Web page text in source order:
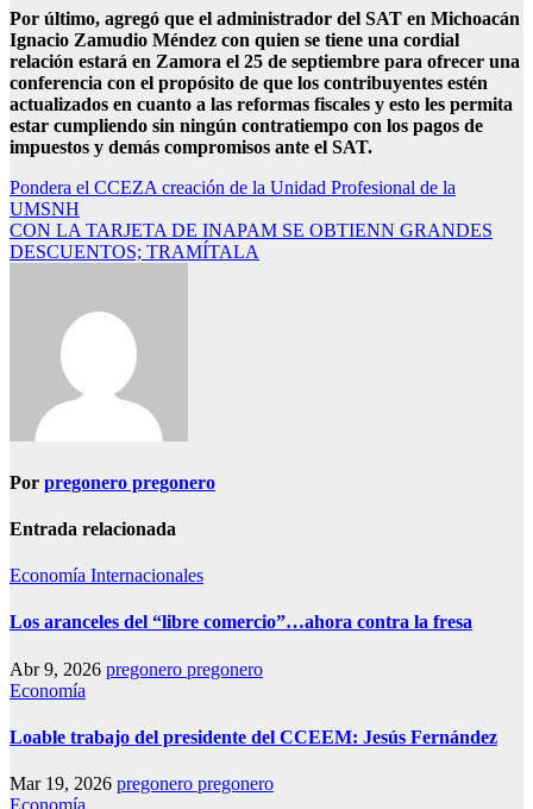
Por último, agregó que el administrador del SAT en Michoacán
Ignacio Zamudio Méndez con quien se tiene una cordial
relación estará en Zamora el 25 de septiembre para ofrecer una
conferencia con el propósito de que los contribuyentes estén
actualizados en cuanto a las reformas fiscales y esto les permita
estar cumpliendo sin ningún contratiempo con los pagos de
impuestos y demás compromisos ante el SAT.
Navegación
de
entradas
Pondera el CCEZA creación de la Unidad Profesional de la
UMSNH
CON LA TARJETA DE INAPAM SE OBTIENN GRANDES
DESCUENTOS; TRAMÍTALA
Por pregonero pregonero
Entrada relacionada
Economía Internacionales
Los aranceles del “libre comercio”…ahora contra la fresa
Abr 9, 2026 pregonero pregonero
Economía
Loable trabajo del presidente del CCEEM: Jesús Fernández
Mar 19, 2026 pregonero pregonero